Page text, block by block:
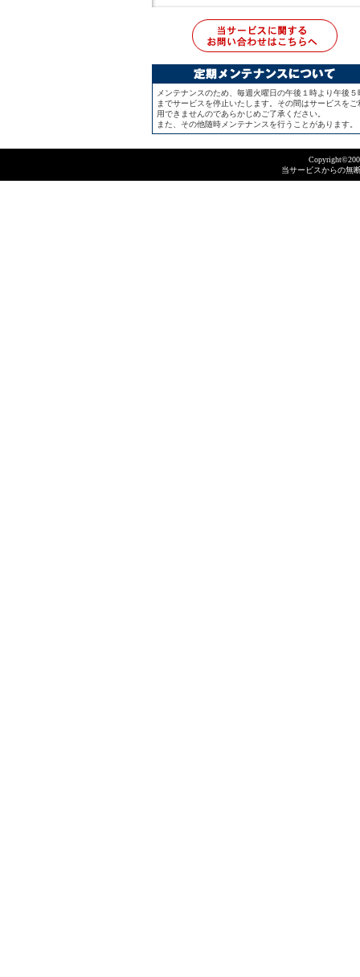
メンテナンスのため、毎週火曜日の午後１時より午後５
までサービスを停止いたします。その間はサービスをご
用できませんのであらかじめご了承ください。
また、その他随時メンテナンスを行うことがあります。
当サービスからの無